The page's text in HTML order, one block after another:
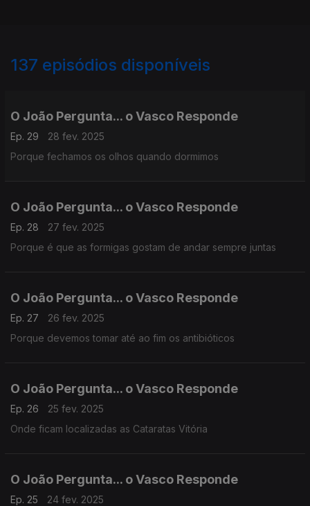
137 episódios disponíveis
O João Pergunta... o Vasco Responde
Ep. 29
28 fev. 2025
Porque fechamos os olhos quando dormimos
O João Pergunta... o Vasco Responde
Ep. 28
27 fev. 2025
Porque é que as formigas gostam de andar sempre juntas
O João Pergunta... o Vasco Responde
Ep. 27
26 fev. 2025
Porque devemos tomar até ao fim os antibióticos
O João Pergunta... o Vasco Responde
Ep. 26
25 fev. 2025
Onde ficam localizadas as Cataratas Vitória
O João Pergunta... o Vasco Responde
Ep. 25
24 fev. 2025